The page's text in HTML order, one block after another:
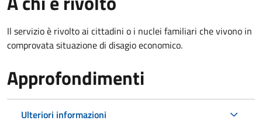
Il servizio è rivolto ai cittadini o i nuclei familiari che vivono in
comprovata situazione di disagio economico.
Approfondimenti
Ulteriori informazioni